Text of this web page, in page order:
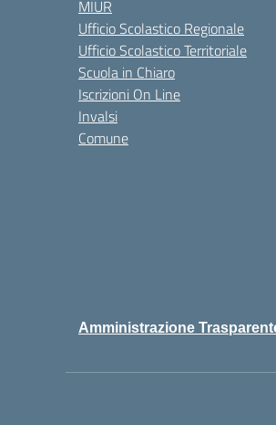
MIUR
Ufficio Scolastico Regionale
Ufficio Scolastico Territoriale
Scuola in Chiaro
Iscrizioni On Line
Invalsi
Comune
Amministrazione